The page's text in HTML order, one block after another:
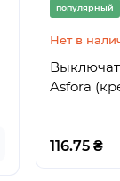
Нет в
3726.00 ₴
популярный
Нет в
Asfora
116.75 ₴